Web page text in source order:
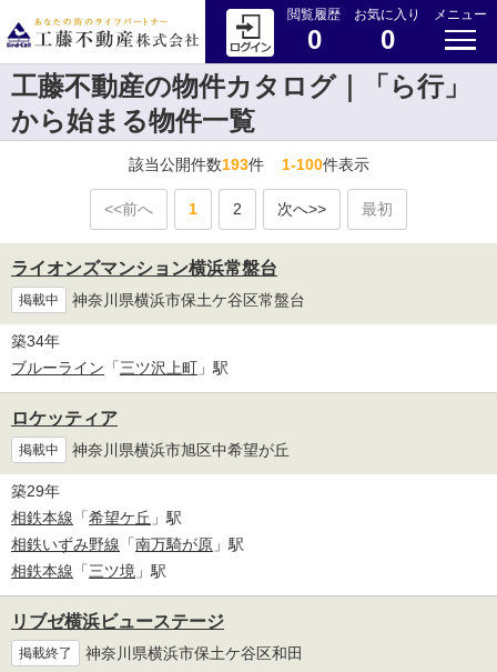
閲覧履歴
0
お気に入り
0
メニュー
工藤不動産の物件カタログ｜「ら行」
から始まる物件一覧
該当公開件数193件1-100件表示
<<前へ 1 2 次へ>> 最初
ライオンズマンション横浜常盤台
掲載中 神奈川県横浜市保土ケ谷区常盤台
築34年
ブルーライン 「三ツ沢上町 」駅
ロケッティア
掲載中 神奈川県横浜市旭区中希望が丘
築29年
相鉄本線 「希望ケ丘 」駅
相鉄いずみ野線 「南万騎が原 」駅
相鉄本線 「三ツ境 」駅
リブゼ横浜ビューステージ
掲載終了 神奈川県横浜市保土ケ谷区和田